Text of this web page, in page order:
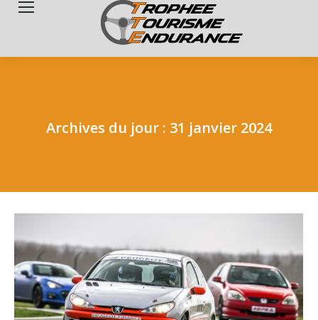
Archives du jour : 31 janvier 2024